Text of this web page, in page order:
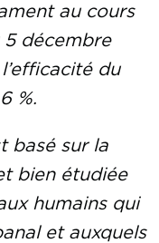
au cours
décembre
du
%.
basé sur la
bien étudiée
humains qui
et auxquels